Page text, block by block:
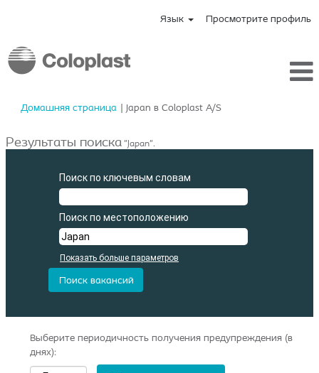
Язык Просмотрите профиль
Домашняя страница | Japan в Coloplast A/S(текущая
Результаты поиска"Japan".
Поиск по ключевым словам
Поиск по местоположению
Показать больше параметров
Выберите периодичность получения предупреждения (в
днях):